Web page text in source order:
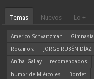
Temas Nuevos Lo +
Americo Schvartzman Gimnasia
Rocamora
JORGE RUBÉN DÍAZ
Aníbal Gallay
recomendados
humor de Miércoles
Bordet